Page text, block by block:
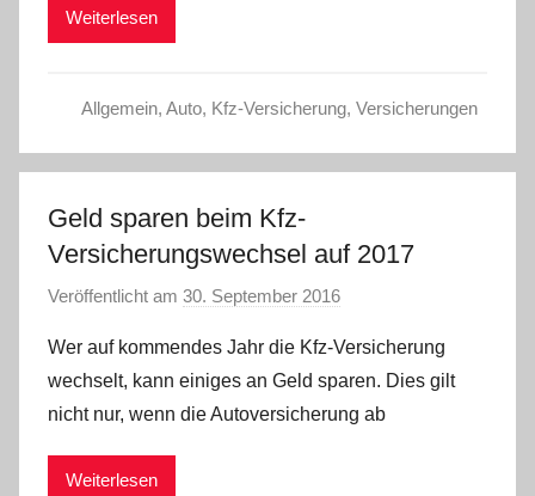
Weiterlesen
Allgemein, Auto, Kfz-Versicherung, Versicherungen
Geld sparen beim Kfz-
Versicherungswechsel auf 2017
Veröffentlicht am 30. September 2016
n
C
W
Wer auf kommendes Jahr die Kfz-Versicherung
wechselt, kann einiges an Geld sparen. Dies gilt
nicht nur, wenn die Autoversicherung ab
Weiterlesen